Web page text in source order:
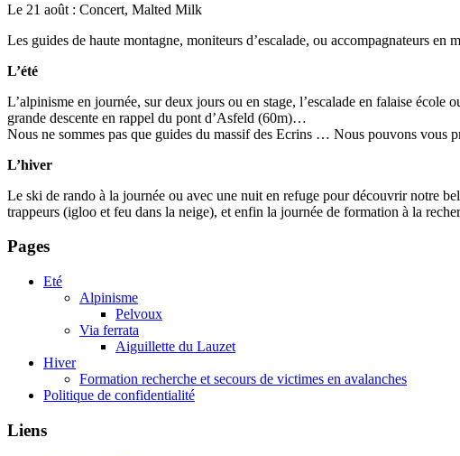
Le 21 août : Concert, Malted Milk
Les guides de haute montagne, moniteurs d’escalade, ou accompagnateurs en
L’été
L’alpinisme en journée, sur deux jours ou en stage, l’escalade en falaise
grande descente en rappel du pont d’Asfeld (60m)…
Nous ne sommes pas que guides du massif des Ecrins … Nous pouvons vous
L’hiver
Le ski de rando à la journée ou avec une nuit en refuge pour découvrir notre
trappeurs (igloo et feu dans la neige), et enfin la journée de formation à la
Pages
Eté
Alpinisme
Pelvoux
Via ferrata
Aiguillette du Lauzet
Hiver
Formation recherche et secours de victimes en avalanches
Politique de confidentialité
Liens